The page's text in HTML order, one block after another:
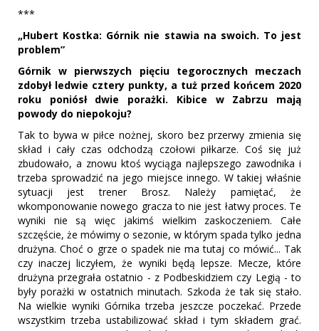
***
„Hubert Kostka: Górnik nie stawia na swoich. To jest
problem”
Górnik w pierwszych pięciu tegorocznych meczach
zdobył ledwie cztery punkty, a tuż przed końcem 2020
roku poniósł dwie porażki. Kibice w Zabrzu mają
powody do niepokoju?
Tak to bywa w piłce nożnej, skoro bez przerwy zmienia się
skład i cały czas odchodzą czołowi piłkarze. Coś się już
zbudowało, a znowu ktoś wyciąga najlepszego zawodnika i
trzeba sprowadzić na jego miejsce innego. W takiej właśnie
sytuacji jest trener Brosz. Należy pamiętać, że
wkomponowanie nowego gracza to nie jest łatwy proces. Te
wyniki nie są więc jakimś wielkim zaskoczeniem. Całe
szczęście, że mówimy o sezonie, w którym spada tylko jedna
drużyna. Choć o grze o spadek nie ma tutaj co mówić... Tak
czy inaczej liczyłem, że wyniki będą lepsze. Mecze, które
drużyna przegrała ostatnio - z Podbeskidziem czy Legią - to
były porażki w ostatnich minutach. Szkoda że tak się stało.
Na wielkie wyniki Górnika trzeba jeszcze poczekać. Przede
wszystkim trzeba ustabilizować skład i tym składem grać.